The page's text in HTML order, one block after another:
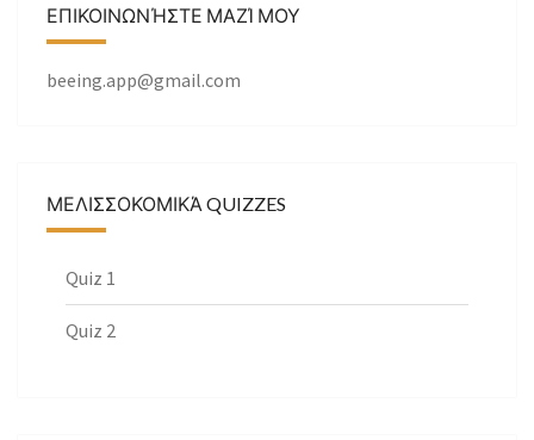
ΕΠΙΚΟΙΝΩΝΉΣΤΕ ΜΑΖΊ ΜΟΥ
beeing.app@gmail.com
ΜΕΛΙΣΣΟΚΟΜΙΚΆ QUIZZES
Quiz 1
Quiz 2